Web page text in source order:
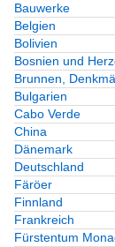
Bauwerke
Belgien
Bolivien
Bosnien und
Brunnen,
Bulgarien
Cabo Verde
China
Dänemark
Deutschland
Färöer
Finnland
Frankreich
Fürstentum